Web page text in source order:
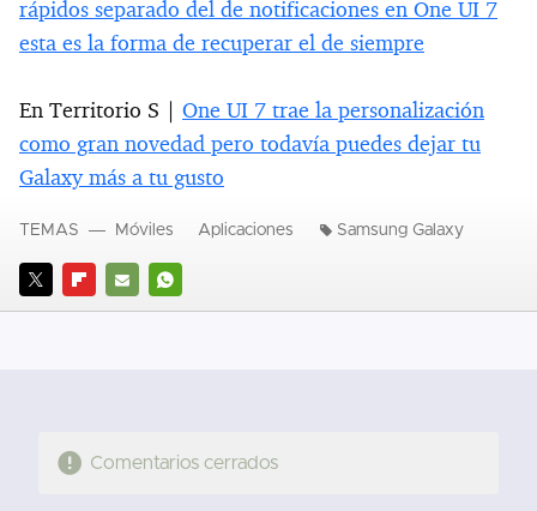
rápidos separado del de notificaciones en One UI 7
esta es la forma de recuperar el de siempre
En Territorio S | One UI 7 trae la personalización
como gran novedad pero todavía puedes dejar tu
Galaxy más a tu gusto
TWITTERFLIPBOARD
E- WHATSAPP
TEMAS Móviles Aplicaciones Samsung Galaxy
Comentarios cerrados